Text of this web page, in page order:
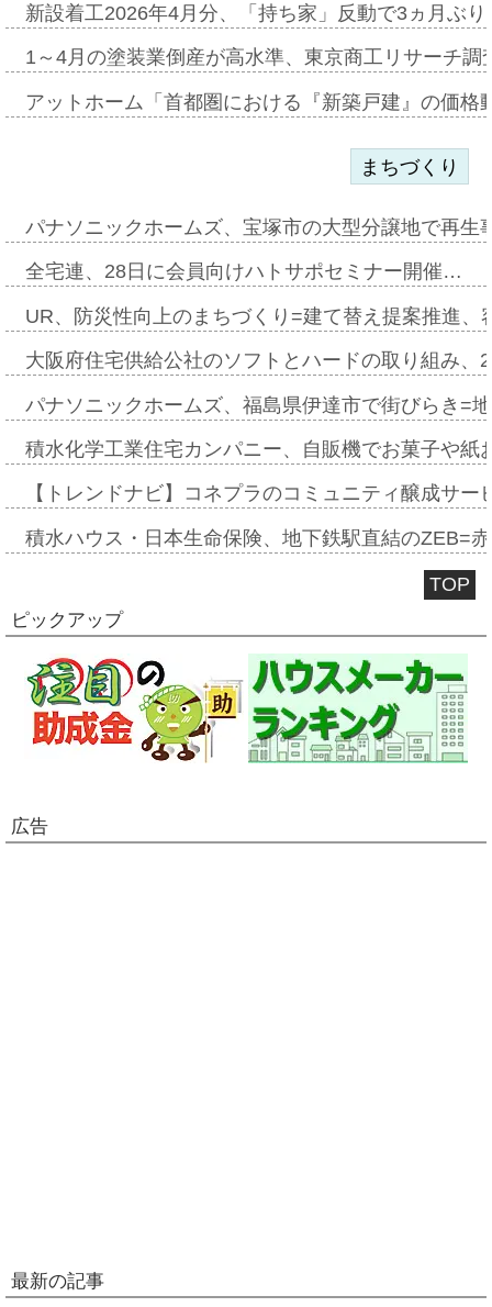
新設着工2026年4月分、「持ち家」反動で3ヵ月ぶ
1～4月の塗装業倒産が高水準、東京商工リサーチ
アットホーム「首都圏における『新築戸建』の価
まちづくり
パナソニックホームズ、宝塚市の大型分譲地で再
全宅連、28日に会員向けハトサポセミナー開催…
UR、防災性向上のまちづくり=建て替え提案推進
大阪府住宅供給公社のソフトとハードの取り組み
パナソニックホームズ、福島県伊達市で街びらき=
積水化学工業住宅カンパニー、自販機でお菓子や
【トレンドナビ】コネプラのコミュニティ醸成サ
積水ハウス・日本生命保険、地下鉄駅直結のZEB=
TOP
ピックアップ
広告
最新の記事